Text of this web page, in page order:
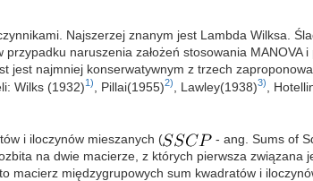
Najszerzej znanym jest Lambda Wilksa.
naruszenia założeń stosowania MANOVA
jest najmniej konserwatywnym z trzech
Wilks (1932)1) , Pillai(1955)2) , Lawley(1938)3) ,
i iloczynów mieszanych (
- ang. Sums of
na dwie macierze, z których pierwsza związana
macierz międzygrupowych sum kwadratów i